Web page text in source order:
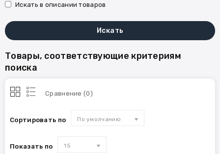
Искать в описании товаров
Товары, соответствующие критериям
поиска
Сравнение (0)
Сортировать по По умолчанию
Показать по 15